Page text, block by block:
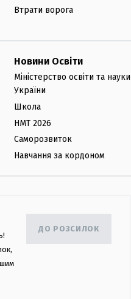
Втрати ворога
Новини Освіти
Міністерство освіти та науки
України
Школа
НМТ 2026
Саморозвиток
Навчання за кордоном
ДО РОЗСИЛОК